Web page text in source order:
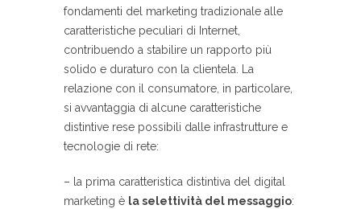
fondamenti del marketing tradizionale alle
caratteristiche peculiari di Internet,
contribuendo a stabilire un rapporto più
solido e duraturo con la clientela. La
relazione con il consumatore, in particolare,
si avvantaggia di alcune caratteristiche
distintive rese possibili dalle infrastrutture e
tecnologie di rete:
– la prima caratteristica distintiva del digital
marketing è la selettività del messaggio: